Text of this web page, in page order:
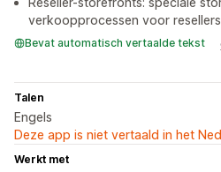
verkoopprocessen voor
Bevat automatisch vertaalde tekst
Talen
Engels
Deze app is niet vertaald in het
Werkt met